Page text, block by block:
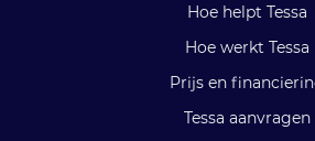
Hoe helpt Tessa
Hoe werkt Tessa
Prijs en
Tessa aanvragen